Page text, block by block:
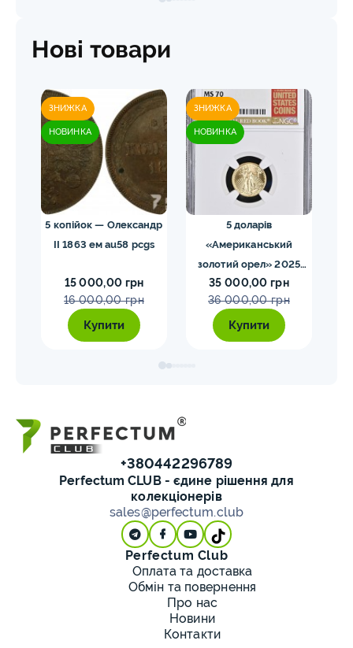
Нові товари
ЗНИЖКА
НОВИНКА
5 копійок — Олександр
II 1863 ем au58 pcgs
15 000,00 грн
16 000,00 грн
Купити
ЗНИЖКА
НОВИНКА
5 доларів
«Американський
золотий орел» 2025
MS70 NGC орел тип2
35 000,00 грн
36 000,00 грн
Купити
+380442296789
Perfectum CLUB - єдине рішення для
колекціонерів
sales@perfectum.club
Perfectum Club
Оплата та доставка
Обмін та повернення
Про нас
Новини
Контакти